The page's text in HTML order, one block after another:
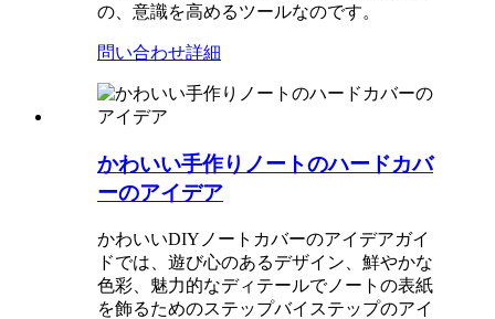
の、意識を高めるツールなのです。
問い合わせ詳細
かわいい手作りノートのハードカバ
ーのアイデア
かわいいDIYノートカバーのアイデアガイ
ドでは、遊び心のあるデザイン、鮮やかな
色彩、魅力的なディテールでノートの表紙
を飾るためのステップバイステップのアイ